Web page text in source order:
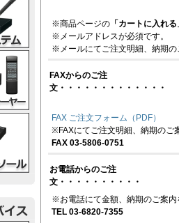
※商品ページの 「カートに入れる
※メールアドレスが必須です。
※メールにてご注文明細、納期
FAXからのご注
文・・・・・・・・・・・・・
FAX ご注文フォーム（PDF）
※FAXにてご注文明細、納期のご
FAX 03-5806-0751
お電話からのご注
文・・・・・・・・・・
※お電話にて金額、納期のご案内
TEL 03-6820-7355